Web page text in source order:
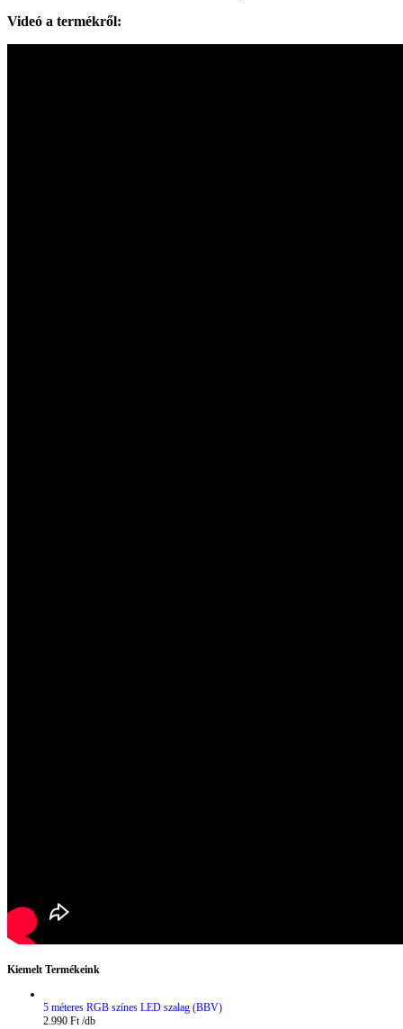
Videó a termékről:
Kiemelt Termékeink
5 méteres RGB színes LED szalag (BBV)
2.990 Ft